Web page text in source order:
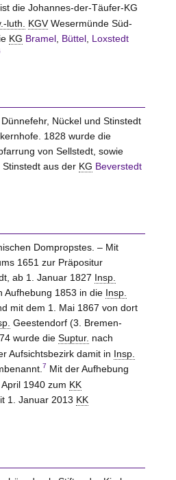
die Johannes-der-Täufer-KG
luth. KGVWesermünde Süd-
KG Bramel, Büttel, Loxstedt
Nückel und Stinstedt
1828 wurde die
von Sellstedt, sowie
aus der KG Beverstedt
Dompropstes. – Mit
1651 zur Präpositur
ab 1. Januar 1827 Insp.
Aufhebung 1853 in die Insp.
mit dem 1. Mai 1867 von dort
Geestendorf (3. Bremen-
wurde die Suptur. nach
Aufsichtsbezirk damit in Insp.
7 Mit der Aufhebung
1940 zum KK
1. Januar 2013 KK